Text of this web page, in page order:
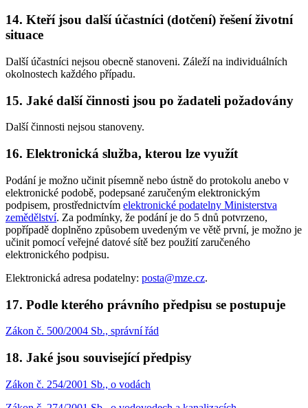
14. Kteří jsou další účastníci (dotčení) řešení životní
situace
Další účastníci nejsou obecně stanoveni. Záleží na individuálních
okolnostech každého případu.
15. Jaké další činnosti jsou po žadateli požadovány
Další činnosti nejsou stanoveny.
16. Elektronická služba, kterou lze využít
Podání je možno učinit písemně nebo ústně do protokolu anebo v
elektronické podobě, podepsané zaručeným elektronickým
podpisem, prostřednictvím elektronické podatelny Ministerstva
zemědělství. Za podmínky, že podání je do 5 dnů potvrzeno,
popřípadě doplněno způsobem uvedeným ve větě první, je možno je
učinit pomocí veřejné datové sítě bez použití zaručeného
elektronického podpisu.
Elektronická adresa podatelny: posta@mze.cz.
17. Podle kterého právního předpisu se postupuje
Zákon č. 500/2004 Sb., správní řád
18. Jaké jsou související předpisy
Zákon č. 254/2001 Sb., o vodách